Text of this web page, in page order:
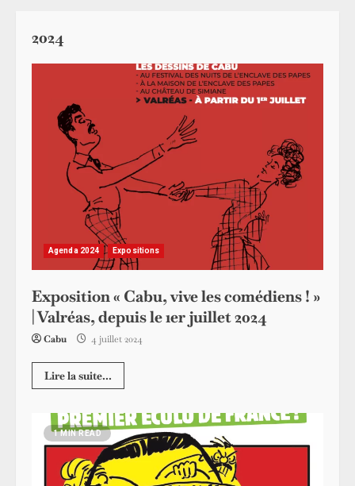
2024
Agenda 2024 Expositions
Exposition « Cabu, vive les comédiens ! »
| Valréas, depuis le 1er juillet 2024
Cabu 4 juillet 2024
Lire la suite...
1 MIN READ